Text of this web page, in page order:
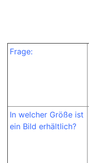
Frage:
In welcher Größe ist
ein Bild erhältlich?